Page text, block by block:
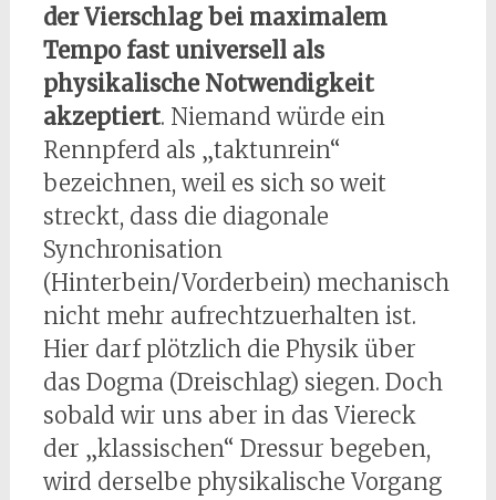
der Vierschlag bei maximalem
Tempo fast universell als
physikalische Notwendigkeit
akzeptiert. Niemand würde ein
Rennpferd als „taktunrein“
bezeichnen, weil es sich so weit
streckt, dass die diagonale
Synchronisation
(Hinterbein/Vorderbein) mechanisch
nicht mehr aufrechtzuerhalten ist.
Hier darf plötzlich die Physik über
das Dogma (Dreischlag) siegen. Doch
sobald wir uns aber in das Viereck
der „klassischen“ Dressur begeben,
wird derselbe physikalische Vorgang